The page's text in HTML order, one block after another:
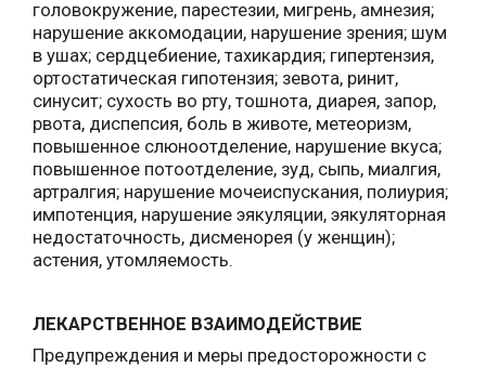
головокружение, парестезии, мигрень, амнезия;
нарушение аккомодации, нарушение зрения; шум
в ушах; сердцебиение, тахикардия; гипертензия,
ортостатическая гипотензия; зевота, ринит,
синусит; сухость во рту, тошнота, диарея, запор,
рвота, диспепсия, боль в животе, метеоризм,
повышенное слюноотделение, нарушение вкуса;
повышенное потоотделение, зуд, сыпь, миалгия,
артралгия; нарушение мочеиспускания, полиурия;
импотенция, нарушение эякуляции, эякуляторная
недостаточность, дисменорея (у женщин);
астения, утомляемость.
ЛЕКАРСТВЕННОЕ ВЗАИМОДЕЙСТВИЕ
Предупреждения и меры предосторожности с